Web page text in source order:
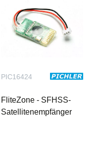
PIC16424
FliteZone - SFHSS-
Satellitenempfänger